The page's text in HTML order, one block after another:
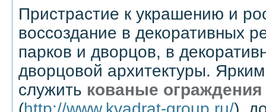
Пристрастие к украшению и
воссоздание в декоративных
парков и дворцов, в
дворцовой архитектуры.
служить кованые ограждения